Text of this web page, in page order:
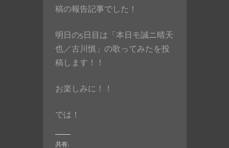
稿の報告記事でした！
明日の5日目は「本日モ誠ニ晴天
也／古川慎」の歌ってみたを投
稿します！！
お楽しみに！！
では！
共有: